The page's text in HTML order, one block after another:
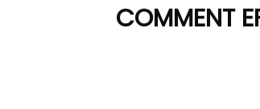
COMMENT